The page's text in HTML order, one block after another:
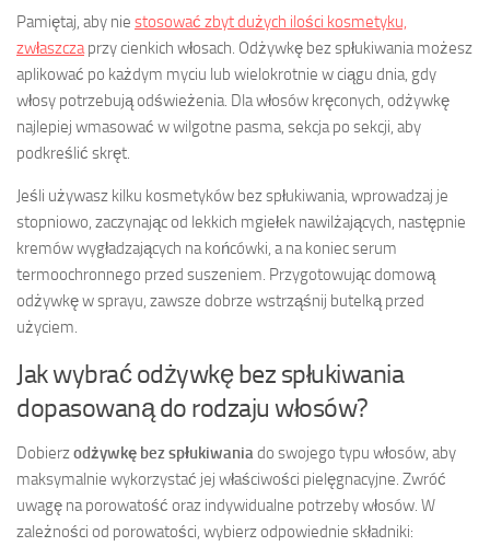
Pamiętaj, aby nie stosować zbyt dużych ilości kosmetyku,
zwłaszcza przy cienkich włosach. Odżywkę bez spłukiwania możesz
aplikować po każdym myciu lub wielokrotnie w ciągu dnia, gdy
włosy potrzebują odświeżenia. Dla włosów kręconych, odżywkę
najlepiej wmasować w wilgotne pasma, sekcja po sekcji, aby
podkreślić skręt.
Jeśli używasz kilku kosmetyków bez spłukiwania, wprowadzaj je
stopniowo, zaczynając od lekkich mgiełek nawilżających, następnie
kremów wygładzających na końcówki, a na koniec serum
termoochronnego przed suszeniem. Przygotowując domową
odżywkę w sprayu, zawsze dobrze wstrząśnij butelką przed
użyciem.
Jak wybrać odżywkę bez spłukiwania
dopasowaną do rodzaju włosów?
Dobierzodżywkę bez spłukiwania do swojego typu włosów, aby
maksymalnie wykorzystać jej właściwości pielęgnacyjne. Zwróć
uwagę na porowatość oraz indywidualne potrzeby włosów. W
zależności od porowatości, wybierz odpowiednie składniki: